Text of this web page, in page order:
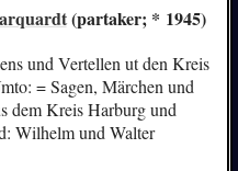
(partaker; * 1945)
und Vertellen ut den Kreis
= Sagen, Märchen und
dem Kreis Harburg und
Wilhelm und Walter